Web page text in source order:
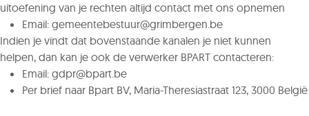
uitoefening van je rechten altijd contact met ons opnemen
Email: gemeentebestuur@grimbergen.be
Indien je vindt dat bovenstaande kanalen je niet kunnen
helpen, dan kan je ook de verwerker BPART contacteren:
Email: gdpr@bpart.be
Per brief naar Bpart BV, Maria-Theresiastraat 123, 3000 België